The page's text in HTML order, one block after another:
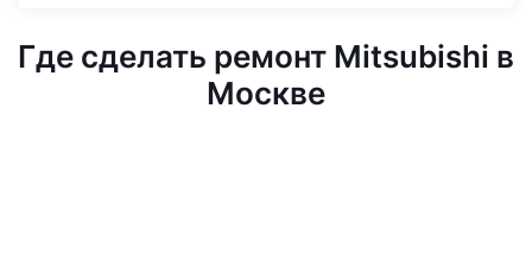
Где сделать ремонт Mitsubishi в
Москве